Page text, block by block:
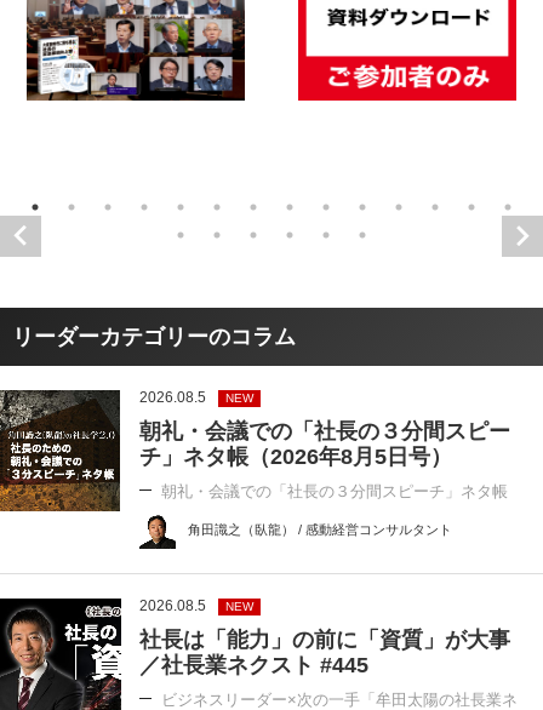
リーダーカテゴリーのコラム
2026.08.5 NEW
朝礼・会議での「社長の３分間スピー
チ」ネタ帳（2026年8月5日号）
朝礼・会議での「社長の３分間スピーチ」ネタ帳
角田識之（臥龍） / 感動経営コンサルタント
2026.08.5 NEW
社長は「能力」の前に「資質」が大事
／社長業ネクスト #445
ビジネスリーダー×次の一手「牟田太陽の社長業ネ